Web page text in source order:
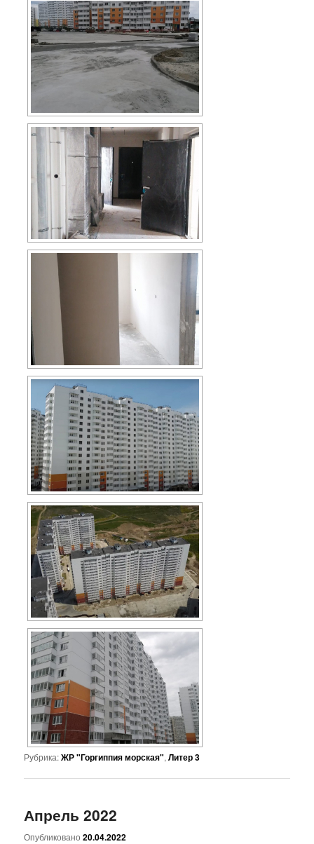
Рубрика:ЖР "Горгиппия морская",Литер 3
Апрель 2022
Опубликовано20.04.2022